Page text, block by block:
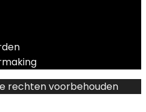
rechten voorbehouden